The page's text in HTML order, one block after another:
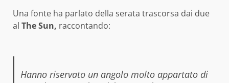
Una fonte ha parlato della serata trascorsa dai due
al The Sun, raccontando:
Hanno riservato un angolo molto appartato di